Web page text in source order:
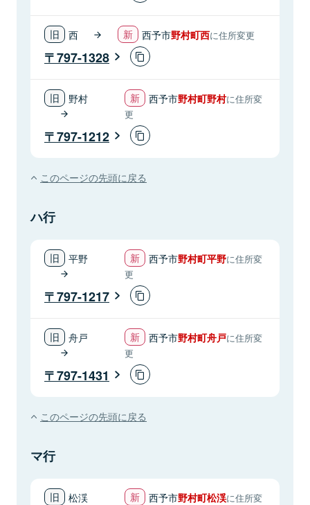
西 西予市野村町西に住所変更
797-1328
野村 西予市野村町野村に住所変
更
797-1212
このページの先頭に戻る
ハ行
平野 西予市野村町平野に住所変
更
797-1217
舟戸 西予市野村町舟戸に住所変
更
797-1431
このページの先頭に戻る
マ行
松渓 西予市野村町松渓に住所変